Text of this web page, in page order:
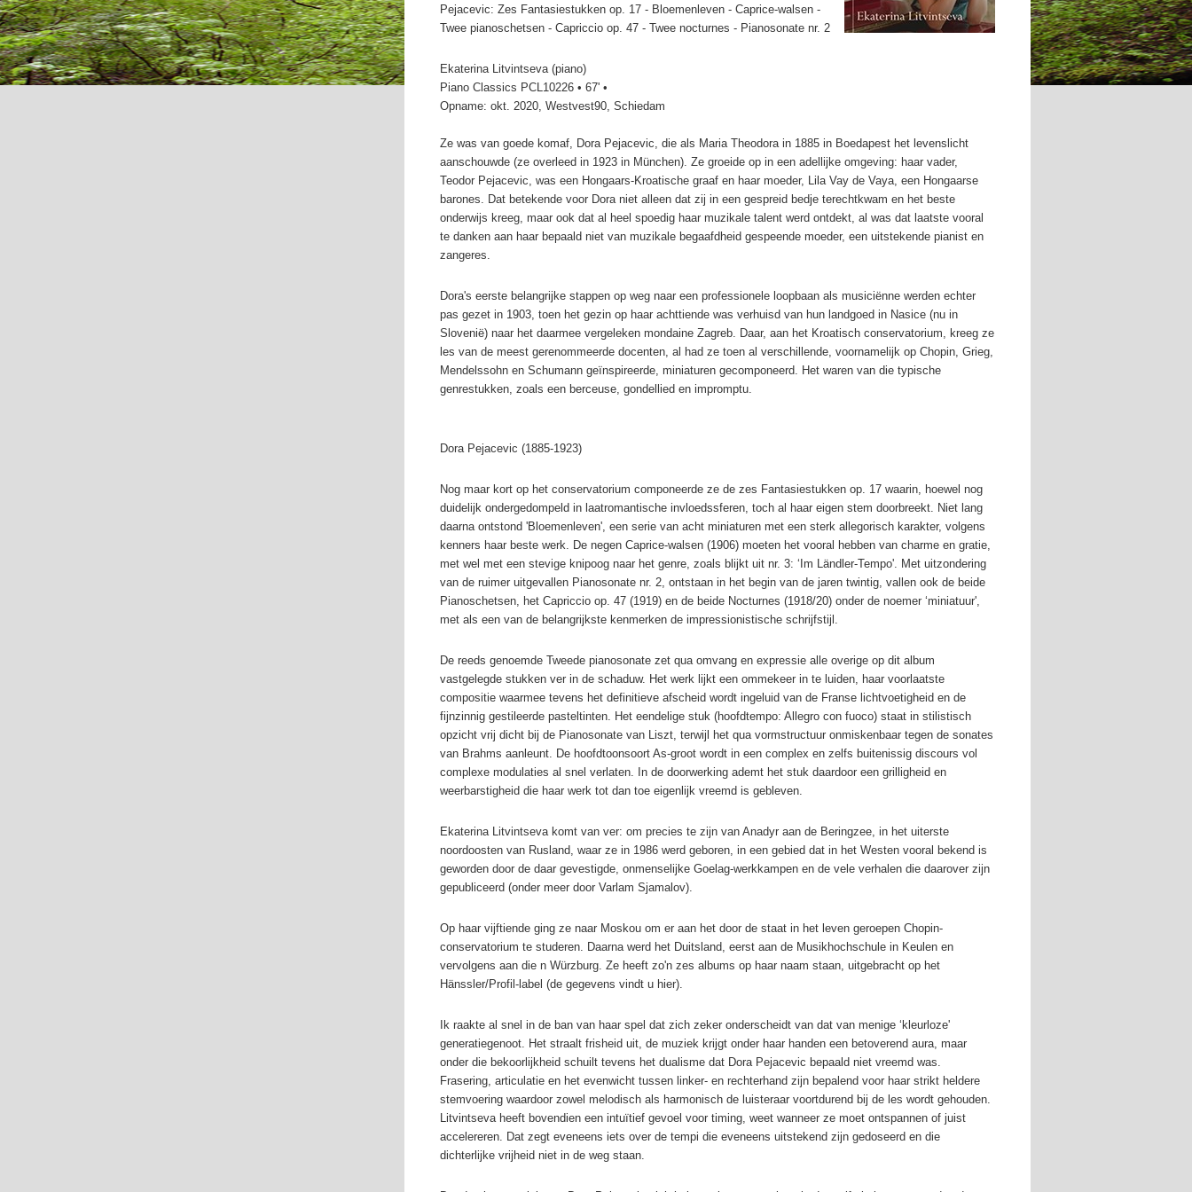
Pejacevic: Zes Fantasiestukken op. 17 - Bloemenleven - Caprice-walsen -
Twee pianoschetsen - Capriccio op. 47 - Twee nocturnes - Pianosonate nr. 2
Ekaterina Litvintseva (piano)
Piano Classics PCL10226 • 67' •
Opname: okt. 2020, Westvest90, Schiedam
Ze was van goede komaf, Dora Pejacevic, die als Maria Theodora in 1885 in Boedapest het levenslicht
aanschouwde (ze overleed in 1923 in München). Ze groeide op in een adellijke omgeving: haar vader,
Teodor Pejacevic, was een Hongaars-Kroatische graaf en haar moeder, Lila Vay de Vaya, een Hongaarse
barones. Dat betekende voor Dora niet alleen dat zij in een gespreid bedje terechtkwam en het beste
onderwijs kreeg, maar ook dat al heel spoedig haar muzikale talent werd ontdekt, al was dat laatste vooral
te danken aan haar bepaald niet van muzikale begaafdheid gespeende moeder, een uitstekende pianist en
zangeres.
Dora's eerste belangrijke stappen op weg naar een professionele loopbaan als musiciënne werden echter
pas gezet in 1903, toen het gezin op haar achttiende was verhuisd van hun landgoed in Nasice (nu in
Slovenië) naar het daarmee vergeleken mondaine Zagreb. Daar, aan het Kroatisch conservatorium, kreeg ze
les van de meest gerenommeerde docenten, al had ze toen al verschillende, voornamelijk op Chopin, Grieg,
Mendelssohn en Schumann geïnspireerde, miniaturen gecomponeerd. Het waren van die typische
genrestukken, zoals een berceuse, gondellied en impromptu.
Dora Pejacevic (1885-1923)
Nog maar kort op het conservatorium componeerde ze de zes Fantasiestukken op. 17 waarin, hoewel nog
duidelijk ondergedompeld in laatromantische invloedssferen, toch al haar eigen stem doorbreekt. Niet lang
daarna ontstond 'Bloemenleven', een serie van acht miniaturen met een sterk allegorisch karakter, volgens
kenners haar beste werk. De negen Caprice-walsen (1906) moeten het vooral hebben van charme en gratie,
met wel met een stevige knipoog naar het genre, zoals blijkt uit nr. 3: ‘Im Ländler-Tempo'. Met uitzondering
van de ruimer uitgevallen Pianosonate nr. 2, ontstaan in het begin van de jaren twintig, vallen ook de beide
Pianoschetsen, het Capriccio op. 47 (1919) en de beide Nocturnes (1918/20) onder de noemer ‘miniatuur',
met als een van de belangrijkste kenmerken de impressionistische schrijfstijl.
De reeds genoemde Tweede pianosonate zet qua omvang en expressie alle overige op dit album
vastgelegde stukken ver in de schaduw. Het werk lijkt een ommekeer in te luiden, haar voorlaatste
compositie waarmee tevens het definitieve afscheid wordt ingeluid van de Franse lichtvoetigheid en de
fijnzinnig gestileerde pasteltinten. Het eendelige stuk (hoofdtempo: Allegro con fuoco) staat in stilistisch
opzicht vrij dicht bij de Pianosonate van Liszt, terwijl het qua vormstructuur onmiskenbaar tegen de sonates
van Brahms aanleunt. De hoofdtoonsoort As-groot wordt in een complex en zelfs buitenissig discours vol
complexe modulaties al snel verlaten. In de doorwerking ademt het stuk daardoor een grilligheid en
weerbarstigheid die haar werk tot dan toe eigenlijk vreemd is gebleven.
Ekaterina Litvintseva komt van ver: om precies te zijn van Anadyr aan de Beringzee, in het uiterste
noordoosten van Rusland, waar ze in 1986 werd geboren, in een gebied dat in het Westen vooral bekend is
geworden door de daar gevestigde, onmenselijke Goelag-werkkampen en de vele verhalen die daarover zijn
gepubliceerd (onder meer door Varlam Sjamalov).
Op haar vijftiende ging ze naar Moskou om er aan het door de staat in het leven geroepen Chopin-
conservatorium te studeren. Daarna werd het Duitsland, eerst aan de Musikhochschule in Keulen en
vervolgens aan die n Würzburg. Ze heeft zo'n zes albums op haar naam staan, uitgebracht op het
Hänssler/Profil-label (de gegevens vindt u hier).
Ik raakte al snel in de ban van haar spel dat zich zeker onderscheidt van dat van menige ‘kleurloze'
generatiegenoot. Het straalt frisheid uit, de muziek krijgt onder haar handen een betoverend aura, maar
onder die bekoorlijkheid schuilt tevens het dualisme dat Dora Pejacevic bepaald niet vreemd was.
Frasering, articulatie en het evenwicht tussen linker- en rechterhand zijn bepalend voor haar strikt heldere
stemvoering waardoor zowel melodisch als harmonisch de luisteraar voortdurend bij de les wordt gehouden.
Litvintseva heeft bovendien een intuïtief gevoel voor timing, weet wanneer ze moet ontspannen of juist
accelereren. Dat zegt eveneens iets over de tempi die eveneens uitstekend zijn gedoseerd en die
dichterlijke vrijheid niet in de weg staan.